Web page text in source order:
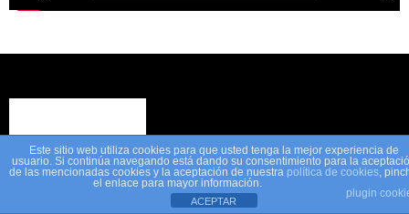
Este sitio web utiliza cookies para que usted tenga la mejor experiencia de
usuario. Si continúa navegando está dando su consentimiento para la
de las mencionadas cookies y la aceptación de nuestra política de cookies,
el enlace para mayor información.
plugin
ACEPTAR